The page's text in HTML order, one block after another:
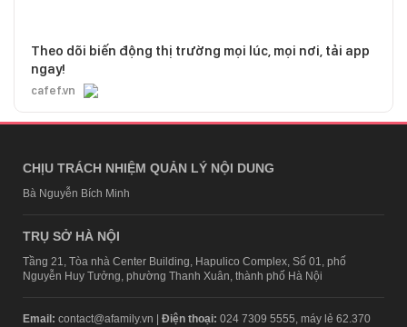
Theo dõi biến động thị trường mọi lúc, mọi nơi, tải app
ngay!
cafef.vn
CHỊU TRÁCH NHIỆM QUẢN LÝ NỘI DUNG
Bà Nguyễn Bích Minh
TRỤ SỞ HÀ NỘI
Tầng 21, Tòa nhà Center Building, Hapulico Complex, Số 01, phố
Nguyễn Huy Tưởng, phường Thanh Xuân, thành phố Hà Nội
Email: contact@afamily.vn | Điện thoại: 024 7309 5555, máy lẻ 62.370